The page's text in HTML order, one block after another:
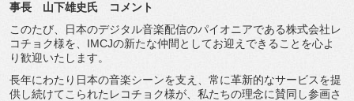
事長 山下雄史氏 コメント
このたび、
日本のデジタル音楽配信のパイオニアである株式会社レ
コチョク様を、 IMCJの新たな仲間としてお迎えできることを心よ
り歓迎いたし ます。
長年にわたり日本の音楽シーンを支え、 常に革新的なサービスを提
供し続けてこられたレコチョク様が、 私たちの理念に賛同し参画さ